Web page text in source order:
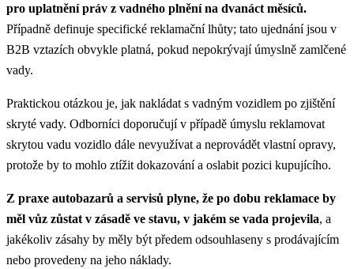
pro uplatnění práv z vadného plnění na dvanáct měsíců.
Případně definuje specifické reklamační lhůty; tato ujednání jsou v
B2B vztazích obvykle platná, pokud nepokrývají úmyslně zamlčené
vady.
Praktickou otázkou je, jak nakládat s vadným vozidlem po zjištění
skryté vady. Odborníci doporučují v případě úmyslu reklamovat
skrytou vadu vozidlo dále nevyužívat a neprovádět vlastní opravy,
protože by to mohlo ztížit dokazování a oslabit pozici kupujícího.
Z praxe autobazarů a servisů plyne, že po dobu reklamace by
měl vůz zůstat v zásadě ve stavu, v jakém se vada projevila, a
jakékoliv zásahy by měly být předem odsouhlaseny s prodávajícím
nebo provedeny na jeho náklady.